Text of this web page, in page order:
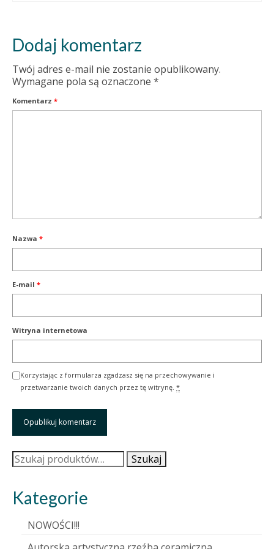
Dodaj komentarz
Twój adres e-mail nie zostanie opublikowany.
Wymagane pola są oznaczone *
Komentarz *
Nazwa *
E-mail *
Witryna internetowa
Korzystając z formularza zgadzasz się na przechowywanie i
przetwarzanie twoich danych przez tę witrynę. *
Szukaj: Szukaj
Kategorie
NOWOŚCI!!!